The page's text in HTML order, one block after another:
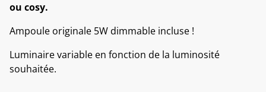
ou cosy.
Ampoule originale 5W dimmable incluse !
Luminaire variable en fonction de la luminosité
souhaitée.